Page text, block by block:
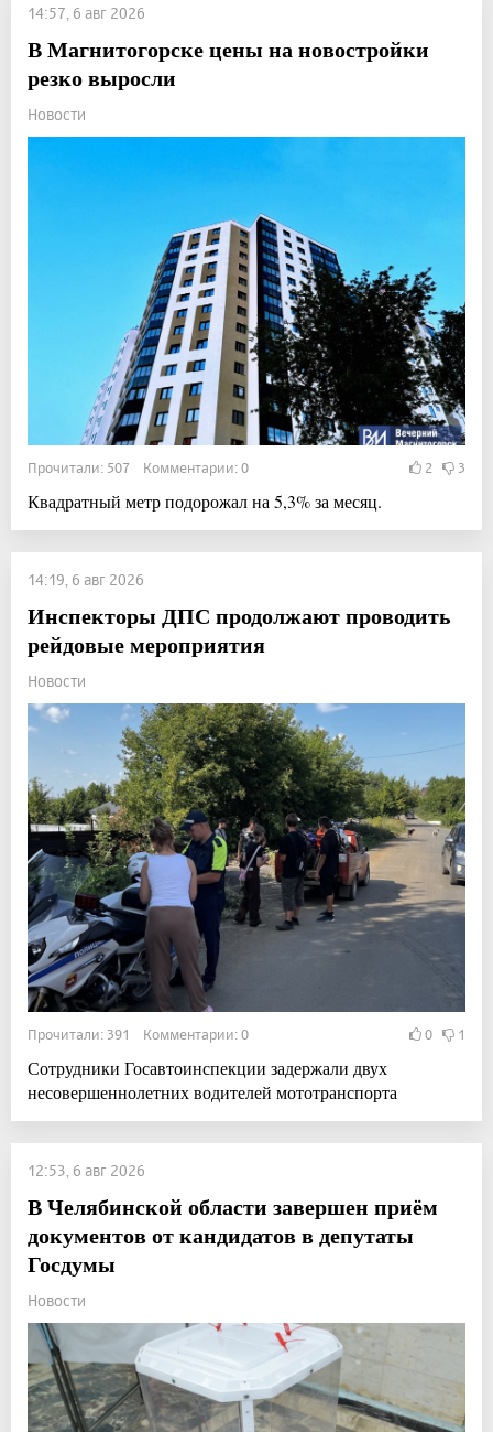
14:57, 6 авг 2026
В Магнитогорске цены на новостройки
резко выросли
Новости
Прочитали: 507 Комментарии: 0 2 3
Квадратный метр подорожал на 5,3% за месяц.
14:19, 6 авг 2026
Инспекторы ДПС продолжают проводить
рейдовые мероприятия
Новости
Прочитали: 391 Комментарии: 0 0 1
Сотрудники Госавтоинспекции задержали двух
несовершеннолетних водителей мототранспорта
12:53, 6 авг 2026
В Челябинской области завершен приём
документов от кандидатов в депутаты
Госдумы
Новости